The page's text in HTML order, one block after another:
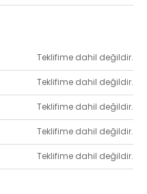
Teklifime dahil değildir.
Teklifime dahil değildir.
Teklifime dahil değildir.
Teklifime dahil değildir.
Teklifime dahil değildir.